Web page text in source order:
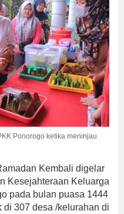
Ponorogo ketika meninjau
Kembali digelar
Kesejahteraan Keluarga
pada bulan puasa 1444
di 307 desa /kelurahan di